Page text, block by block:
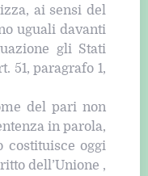
ai sensi del
uguali davanti
gli Stati
51, paragrafo 1,
del pari non
in parola,
costituisce oggi
dell’Unione ,